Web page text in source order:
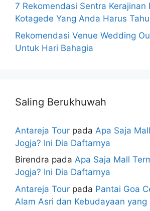
7 Rekomendasi Sentra Kerajinan
Kotagede Yang Anda Harus Tahu
Rekomendasi Venue Wedding
Untuk Hari Bahagia
Saling Berukhuwah
Antareja Tour pada Apa Saja
Jogja? Ini Dia Daftarnya
Birendra pada Apa Saja Mall
Jogja? Ini Dia Daftarnya
Antareja Tour pada Pantai Goa
Alam Asri dan Kebudayaan yang